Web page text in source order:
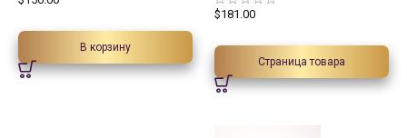
В корзину
$181.00
Страница товара